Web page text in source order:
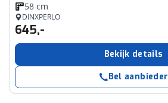
58 cm
DINXPERLO
645,-
Bekijk details
Bel aanbieder